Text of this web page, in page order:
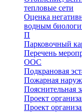
тепловые сети
Оценка
водным
П
Парковочный
Перечень
ООС
Подкрановая
Пожарная
Пояснительная
Проект
Проект